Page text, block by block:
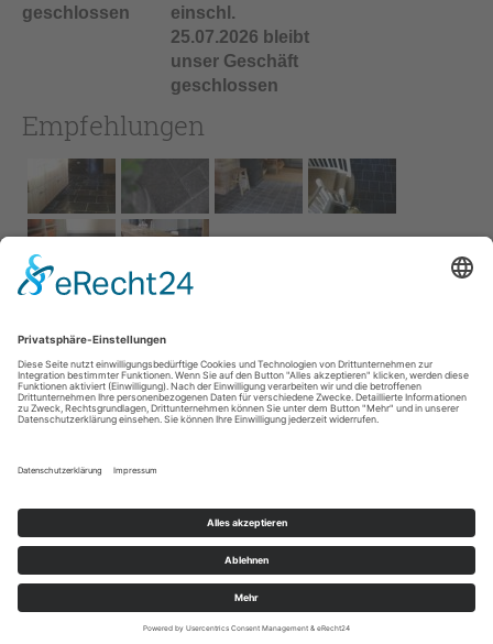
geschlossen
einschl.
25.07.2026 bleibt
unser Geschäft
geschlossen
Empfehlungen
Impressum
AGB
Service
Cookie-Einstellungen Home Kontakt
© 2026 Naturstein Vonderhecken